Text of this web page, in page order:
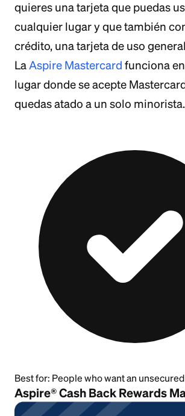
quieres una tarjeta que puedas
cualquier lugar y que también
crédito, una tarjeta de uso
LaAspire Mastercard funciona
lugar donde se acepte
quedas atado a un solo minorista.
Best for: People who want an
Aspire® Cash Back Rewards